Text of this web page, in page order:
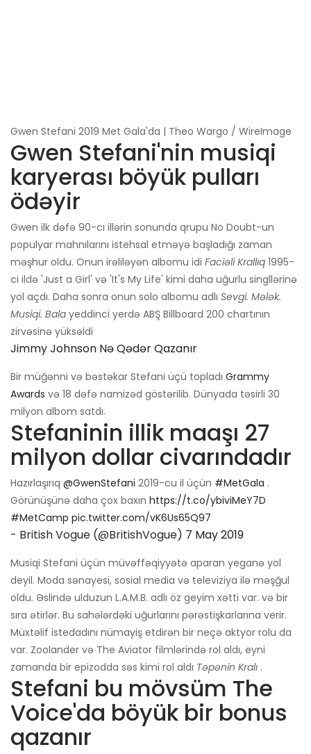
Gwen Stefani 2019 Met Gala'da | Theo Wargo / WireImage
Gwen Stefani'nin musiqi
karyerası böyük pulları
ödəyir
Gwen ilk dəfə 90-cı illərin sonunda qrupu No Doubt-un
populyar mahnılarını istehsal etməyə başladığı zaman
məşhur oldu. Onun irəliləyən albomu idi Faciəli Krallıq 1995-
ci ildə 'Just a Girl' və 'It's My Life' kimi daha uğurlu singllərinə
yol açdı. Daha sonra onun solo albomu adlı Sevgi. Mələk.
Musiqi. Bala yeddinci yerdə ABŞ Billboard 200 chartının
zirvəsinə yüksəldi
Jimmy Johnson Nə Qədər Qazanır
Bir müğənni və bəstəkar Stefani üçü topladı Grammy
Awards və 18 dəfə namizəd göstərilib. Dünyada təsirli 30
milyon albom satdı.
Stefaninin illik maaşı 27
milyon dollar civarındadır
Hazırlaşırıq @GwenStefani 2019-cu il üçün #MetGala .
Görünüşünə daha çox baxın https://t.co/ybiviMeY7D
#MetCamp pic.twitter.com/vK6Us65Q97
- British Vogue (@BritishVogue) 7 May 2019
Musiqi Stefani üçün müvəffəqiyyətə aparan yeganə yol
deyil. Moda sənayesi, sosial media və televiziya ilə məşğul
oldu. Əslində ulduzun L.A.M.B. adlı öz geyim xətti var. və bir
sıra ətirlər. Bu sahələrdəki uğurlarını pərəstişkarlarına verir.
Müxtəlif istedadını nümayiş etdirən bir neçə aktyor rolu da
var. Zoolander və The Aviator filmlərində rol aldı, eyni
zamanda bir epizodda səs kimi rol aldı Təpənin Kralı .
Stefani bu mövsüm The
Voice'da böyük bir bonus
qazanır